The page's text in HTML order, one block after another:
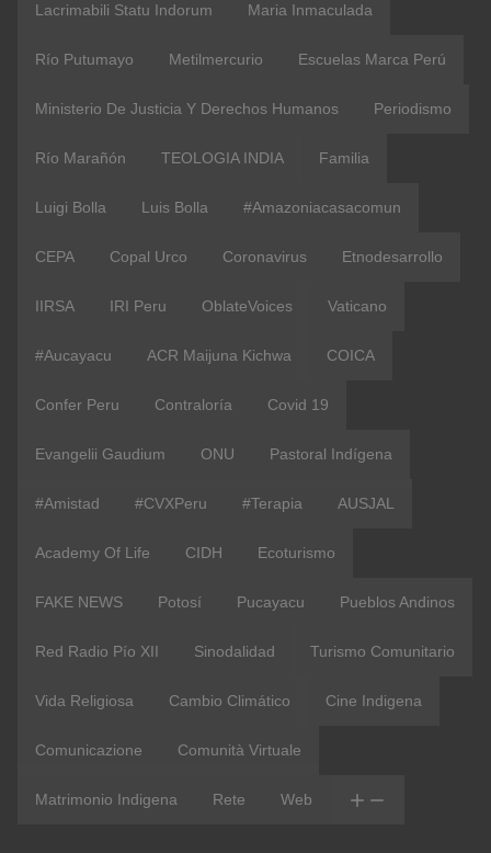
Lacrimabili Statu Indorum Maria Inmaculada
Río Putumayo Metilmercurio Escuelas Marca Perú
Ministerio De Justicia Y Derechos Humanos Periodismo
Río Marañón TEOLOGIA INDIA Familia
Luigi Bolla Luis Bolla #amazoniacasacomun
CEPA Copal Urco Coronavirus Etnodesarrollo
IIRSA IRI Peru OblateVoices Vaticano
#Aucayacu ACR Maijuna Kichwa COICA
Confer Peru Contraloría Covid 19
Evangelii Gaudium ONU Pastoral Indígena
#Amistad #CVXPeru #terapia AUSJAL
Academy Of Life CIDH Ecoturismo
FAKE NEWS Potosí Pucayacu Pueblos Andinos
Red Radio Pío XII Sinodalidad Turismo Comunitario
Vida Religiosa Cambio Climático Cine Indigena
Comunicazione Comunità Virtuale
Matrimonio Indigena Rete Web